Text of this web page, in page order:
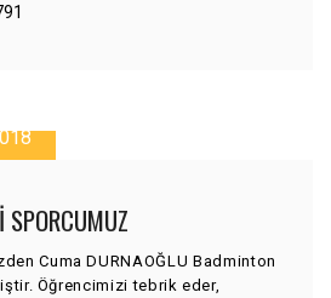
Cuma DURNAOĞLU Badminton
Öğrencimizi tebrik eder,